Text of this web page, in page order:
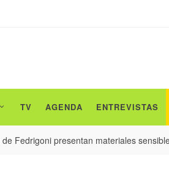
TV AGENDA ENTREVISTAS
Fedrigoni presentan materiales